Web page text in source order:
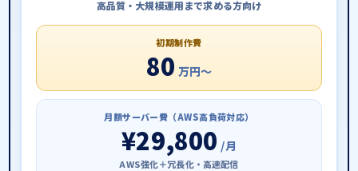
高品質・大規模運用まで求める方向け
初期制作費
80 万円〜
月額サーバー費（AWS高負荷対応）
¥29,800 /月
AWS強化＋冗長化・高速配信